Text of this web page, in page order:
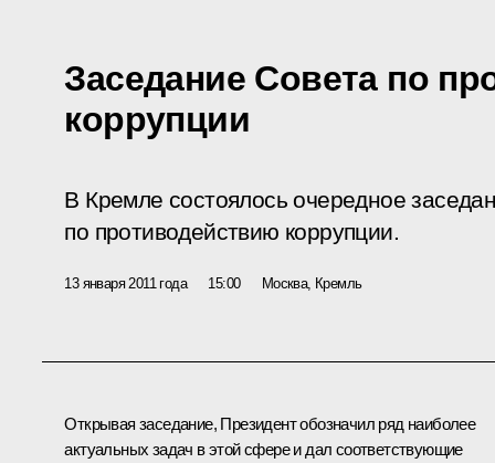
Заседание Совета по
коррупции
В Кремле состоялось очередное
по противодействию коррупции.
13 января 2011 года 15:00 Москва, Кремль
Открывая заседание, Президент обозначил ряд наиболее
актуальных задач в этой сфере и дал соответствующие